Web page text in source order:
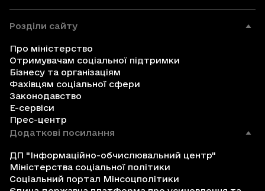
Розділи сайту
Про міністерство
Отримувачам соціальної підтримки
Бізнесу та організаціям
Фахівцям соціальної сфери
Законодавство
Е-сервіси
Прес-центр
Додаткові посилання
ДП "Інформаційно-обчислювальний центр"
Міністерства соціальної політики
Соціальний портал Мінсоцполітики